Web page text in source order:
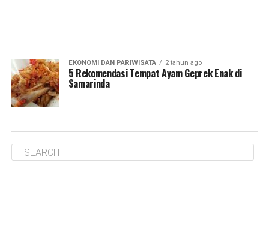
EKONOMI DAN PARIWISATA 2 tahun ago
5 Rekomendasi Tempat Ayam Geprek Enak di
Samarinda